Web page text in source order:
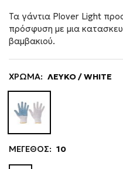
Τα γάντια Plover Light
πρόσφυση με μια
βαμβακιού.
ΧΡΩΜΑ: ΛΕΥΚΟ / WHITE
ΜΕΓΕΘΟΣ: 10